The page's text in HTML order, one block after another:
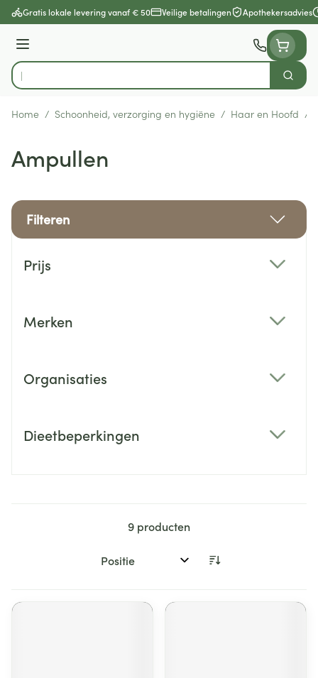
Ga naar de inhoud
Gratis lokale levering vanaf € 50 Veilige betalingen Apothekersadvies
Menu
Product, merk, categorie...
Zoek
Home / Schoonheid, verzorging en hygiëne / Haar en Hoofd /
Ampullen
Filteren
Prijs
Merken
Organisaties
Dieetbeperkingen
9 producten
Sorteer op: